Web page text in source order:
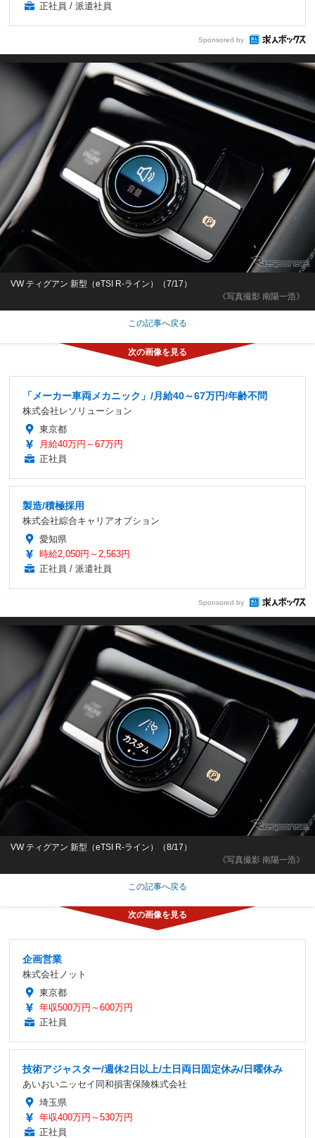
正社員 / 派遣社員
Sponsored by
《写真撮影 南陽一浩》
VW ティグアン 新型（eTSI R-ライン）（7/17）
この記事へ戻る
「メーカー車両メカニック」/月給40～67万円/年齢不問
株式会社レソリューション
東京都
月給40万円～67万円
正社員
製造/積極採用
株式会社綜合キャリアオプション
愛知県
時給2,050円～2,563円
正社員 / 派遣社員
Sponsored by
《写真撮影 南陽一浩》
VW ティグアン 新型（eTSI R-ライン）（8/17）
この記事へ戻る
企画営業
株式会社ノット
東京都
年収500万円～600万円
正社員
技術アジャスター/週休2日以上/土日両日固定休み/日曜休み
あいおいニッセイ同和損害保険株式会社
埼玉県
年収400万円～530万円
正社員